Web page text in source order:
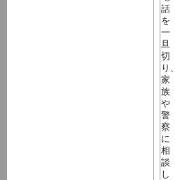
話
を
一
旦
切
り、
家
族
や
警
察
に
相
談
し